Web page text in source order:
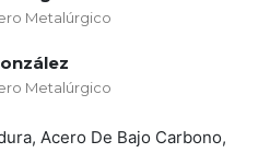
Metalúrgico
Metalúrgico
Acero De Bajo Carbono,